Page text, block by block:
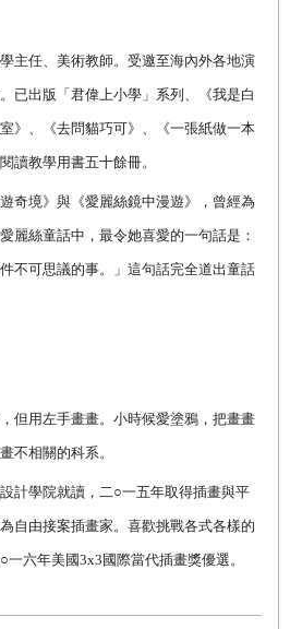
主任、美術教師。受邀至海內外各地演
已出版「君偉上小學」系列、《我是白
》、《去問貓巧可》、《一張紙做一本
讀教學用書五十餘冊。
奇境》與《愛麗絲鏡中漫遊》，曾經為
麗絲童話中，最令她喜愛的一句話是：
不可思議的事。」這句話完全道出童話
但用左手畫畫。小時候愛塗鴉，把畫畫
不相關的科系。
計學院就讀，二 ○一五年取得插畫與平
自由接案插畫家。喜歡挑戰各式各樣的
○一六年美國3x3國際當代插畫獎優選。